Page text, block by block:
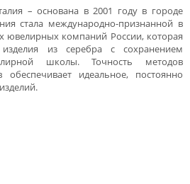
– основана в 2001 году в городе
стала международно-признанной в
ювелирных компаний России, которая
из серебра с сохранением
школы. Точность методов
обеспечивает идеальное, постоянно